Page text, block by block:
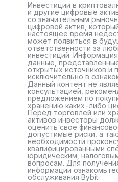
Инвестиции в
и другие цифровые
со значительным
цифровой актив,
настоящее время
может появиться в
ответственности за
инвестиций.
данные,
открытых источников и
исключительно в
Данный контент не
консультацией,
предложением по
хранению каких-либо
Перед торговлей или
активов инвесторы
оценить свое
допустимые риски, а
необходимости
квалифицированными
юридическим,
вопросам. Для
информации
обслуживания Bybit.